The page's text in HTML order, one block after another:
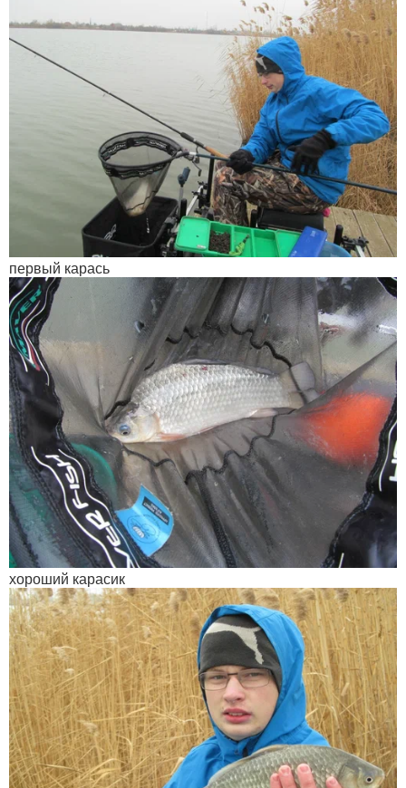
первый карась
хороший карасик